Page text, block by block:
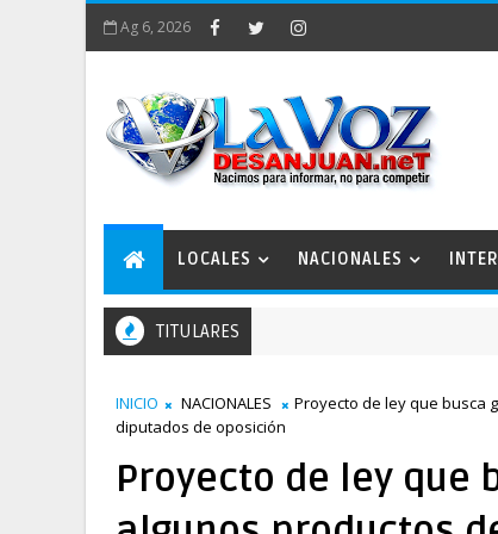
Ag 6, 2026
LOCALES NACIONALES
TITULARES
INICIO NACIONALES
Proyecto de ley que busca
diputados de oposición
Proyecto de ley que